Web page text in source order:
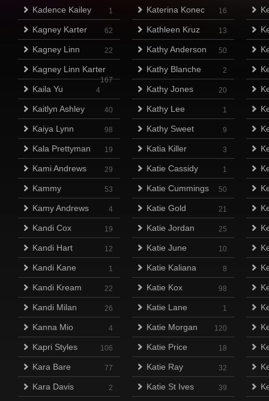
Kadence Kailey 1
Kagney Karter 62
Kagney Linn 22
Kagney Linn Karter
167
Kaila Yu 4
Kaitlyn Ashley 40
Kaiya Lynn 98
Kala Prettyman 19
Kami Andrews 29
Kammy 53
Kamy Andrews 4
Kandi Cox 19
Kandi Hart 12
Kandi Kane 1
Kandi Kream 22
Kandi Milan 26
Kanna Mio 4
Kapri Styles 106
Kara Bare 77
Kara Davis 2
Katerina Konec 16
Kathleen Kruz 13
Kathy Anderson 50
Kathy Blanche 2
Kathy Jones 20
Kathy Lee 1
Kathy Sweet 9
Katia Killer 3
Katie Cassidy 1
Katie Cummings 50
Katie Gold 21
Katie Jordan 25
Katie June 10
Katie Kaliana 8
Katie Kox 98
Katie Lane 1
Katie Morgan 120
Katie Price 18
Katie Ray 32
Katie St Ives 39